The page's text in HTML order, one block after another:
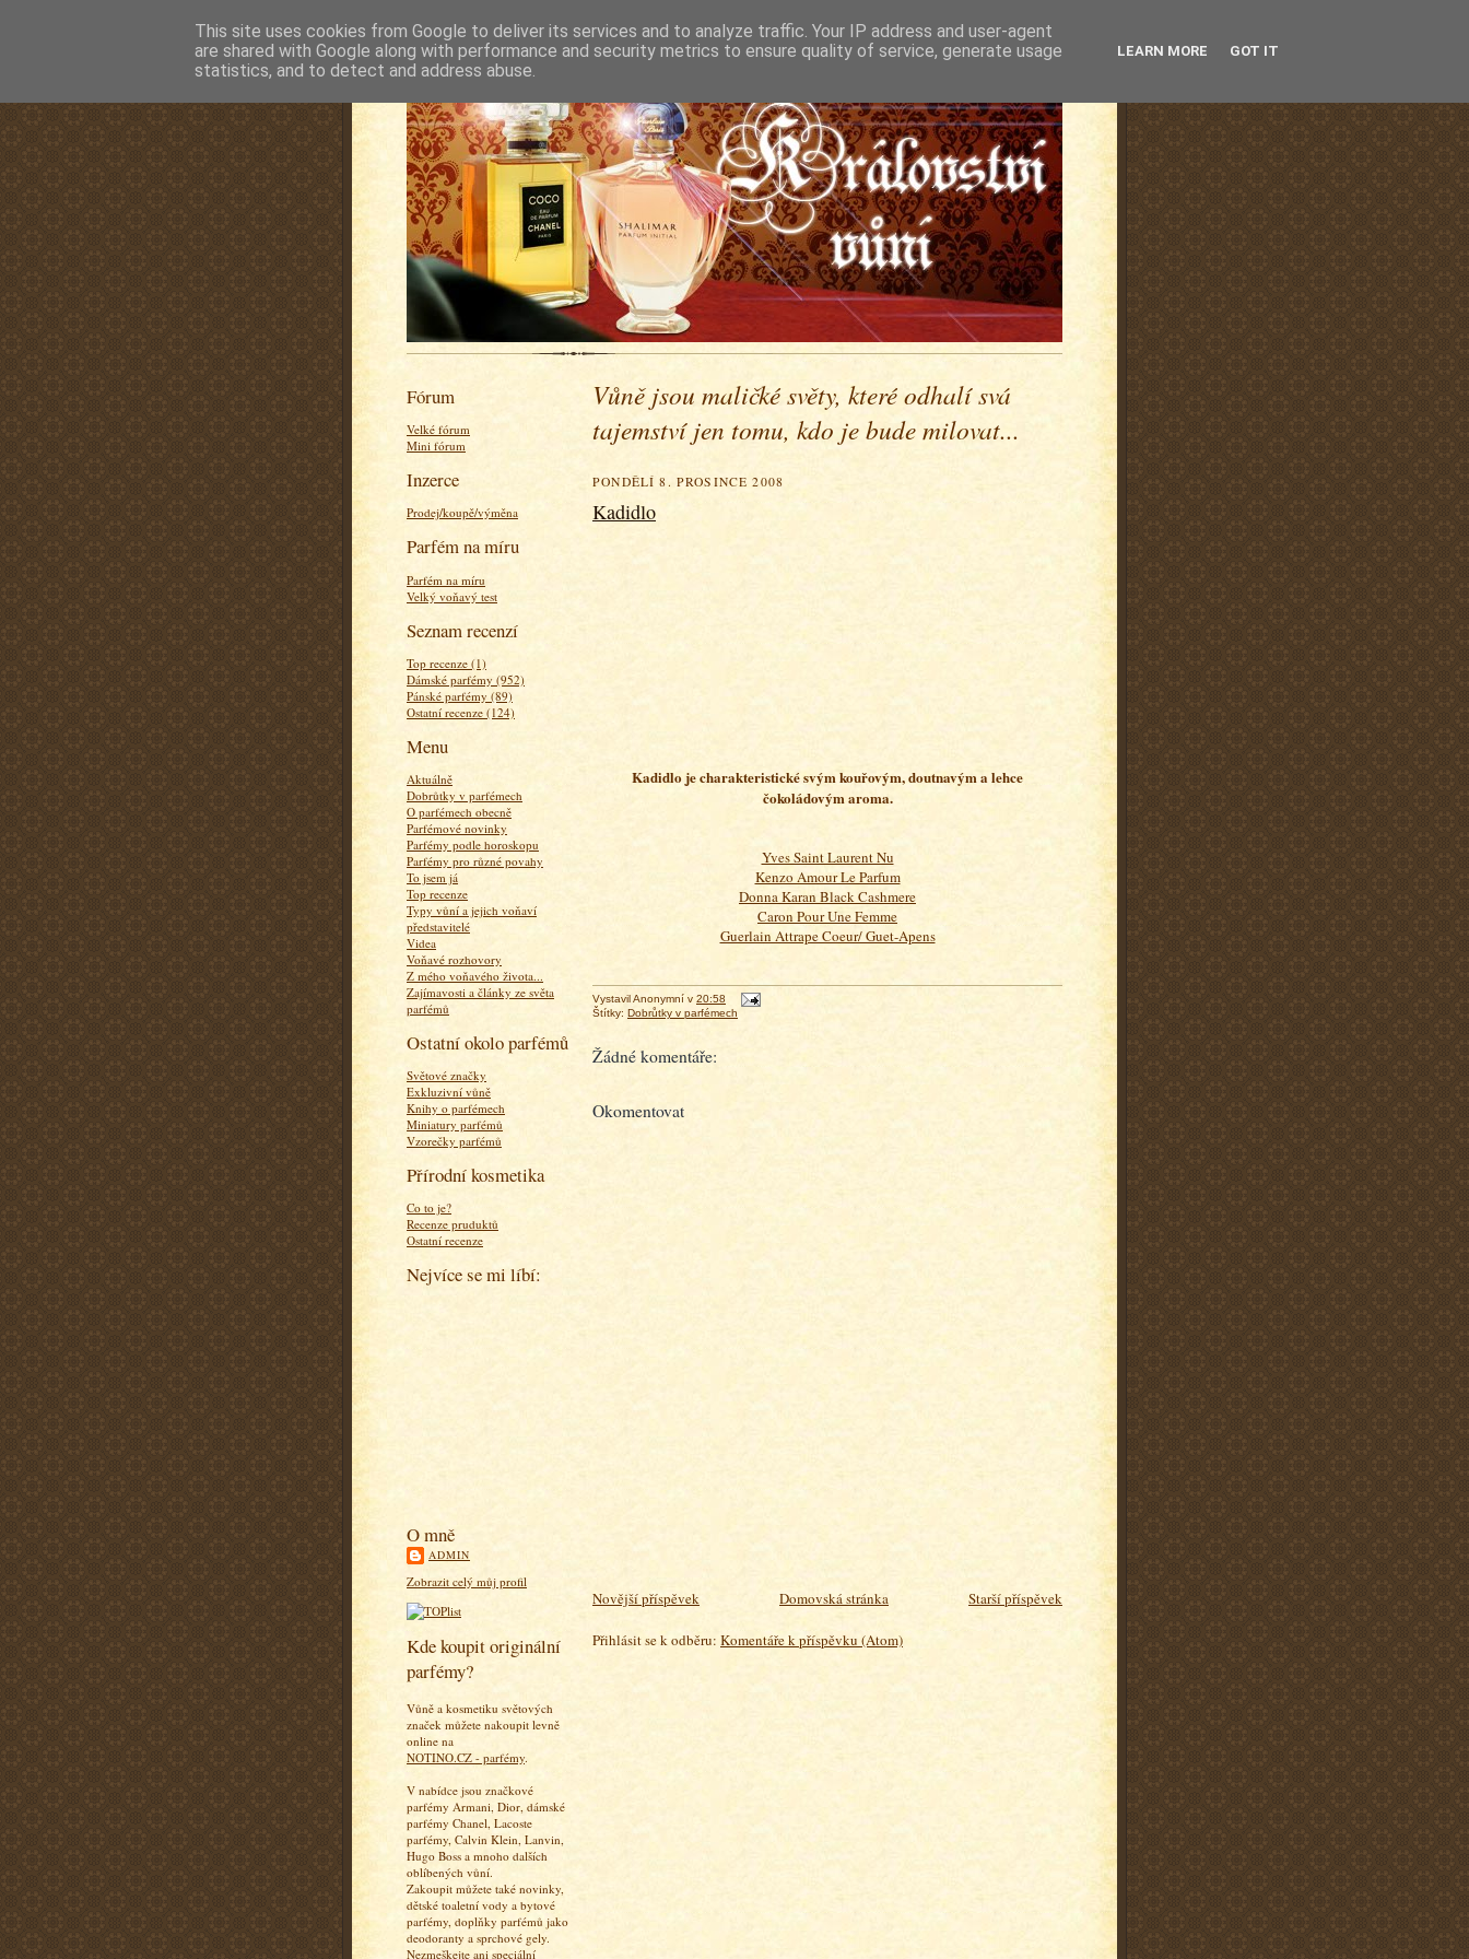
Fórum
Velké fórum
Mini fórum
Inzerce
Prodej/koupě/výměna
Parfém na míru
Parfém na míru
Velký voňavý test
Seznam recenzí
Top recenze (1)
Dámské parfémy (952)
Pánské parfémy (89)
Ostatní recenze (124)
Menu
Aktuálně
Dobrůtky v parfémech
O parfémech obecně
Parfémové novinky
Parfémy podle horoskopu
Parfémy pro různé povahy
To jsem já
Top recenze
Typy vůní a jejich voňaví
představitelé
Videa
Voňavé rozhovory
Z mého voňavého života...
Zajímavosti a články ze světa
parfémů
Ostatní okolo parfémů
Světové značky
Exkluzivní vůně
Knihy o parfémech
Miniatury parfémů
Vzorečky parfémů
Přírodní kosmetika
Co to je?
Recenze pruduktů
Ostatní recenze
Nejvíce se mi líbí:
O mně
ADMIN
Zobrazit celý můj profil
Kde koupit originální
parfémy?
Vůně a kosmetiku světových
značek můžete nakoupit levně
online na
NOTINO.CZ - parfémy.
V nabídce jsou značkové
parfémy Armani, Dior, dámské
parfémy Chanel, Lacoste
parfémy, Calvin Klein, Lanvin,
Hugo Boss a mnoho dalších
oblíbených vůní.
Zakoupit můžete také novinky,
dětské toaletní vody a bytové
parfémy, doplňky parfémů jako
deodoranty a sprchové gely.
Nezmeškejte ani speciální
Vůně jsou maličké světy, které odhalí svá
tajemství jen tomu, kdo je bude milovat...
PONDĚLÍ 8. PROSINCE 2008
Kadidlo
Kadidlo je charakteristické svým kouřovým, doutnavým a lehce
čokoládovým aroma.
Yves Saint Laurent Nu
Kenzo Amour Le Parfum
Donna Karan Black Cashmere
Caron Pour Une Femme
Guerlain Attrape Coeur/ Guet-Apens
VystavilAnonymní v 20:58
Štítky: Dobrůtky v parfémech
Žádné komentáře:
Okomentovat
Novější příspěvek Starší příspěvek
Domovská stránka
Přihlásit se k odběru: Komentáře k příspěvku (Atom)
This site uses cookies from Google to deliver its services and to analyze traffic. Your IP address and user-agent
are shared with Google along with performance and security metrics to ensure quality of service, generate usage
statistics, and to detect and address abuse.
LEARN MORE GOT IT